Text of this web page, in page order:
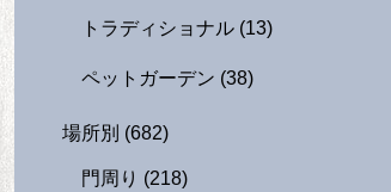
トラディショナル (13)
ペットガーデン (38)
場所別 (682)
門周り (218)